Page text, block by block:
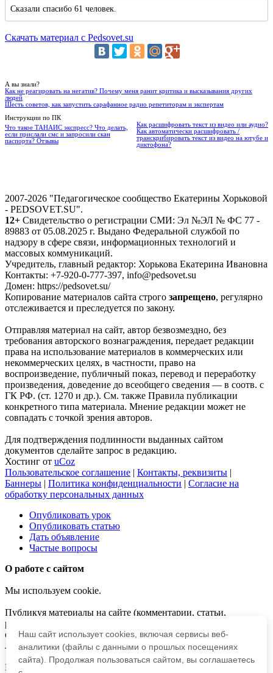
Сказали спасибо 61 человек.
Скачать материал с Pedsovet.su
А вы знали?
Как не реагировать на негатив? Почему меня ранит критика и высказывания других
людей
Шесть советов, как запустить сарафанное радио репетиторам и экспертам
Инструкции по ПК
Что такое ТАНАИС экспресс? Что делать,
если прислали смс и запросили скан
паспорта? Отзывы
Как расшифровать текст из видео или аудио?
Как автоматически расшифровать /
транскрибировать текст из видео на ютубе и
диктофона?
2007-2026 "Педагогическое сообщество Екатерины Хорьковой
- PEDSOVET.SU".
12+ Свидетельство о регистрации СМИ: Эл №ЭЛ № ФС 77 -
89883 от 05.08.2025 г. Выдано Федеральной службой по
надзору в сфере связи, информационных технологий и
массовых коммуникаций.
Учредитель, главный редактор: Хорькова Екатерина Ивановна
Контакты: +7-920-0-777-397, info@pedsovet.su
Домен: https://pedsovet.su/
Копирование материалов сайта строго запрещено, регулярно
отслеживается и преследуется по закону.
Отправляя материал на сайт, автор безвозмездно, без
требования авторского вознаграждения, передает редакции
права на использование материалов в коммерческих или
некоммерческих целях, в частности, право на
воспроизведение, публичный показ, перевод и переработку
произведения, доведение до всеобщего сведения — в соотв. с
ГК РФ. (ст. 1270 и др.). См. также Правила публикации
конкретного типа материала. Мнение редакции может не
совпадать с точкой зрения авторов.
Для подтверждения подлинности выданных сайтом
документов сделайте запрос в редакцию.
Хостинг от uCoz
Пользовательское соглашение | Контакты, реквизиты |
Баннеры | Политика конфиденциальности | Согласие на
обработку персональных данных
Опубликовать урок
Опубликовать статью
Дать объявление
Частые вопросы
О работе с сайтом
Мы используем cookie.
Публикуя материалы на сайте (комментарии, статьи,
разработки и др.), пользователи берут на себя всю
ответственность за содержание материалов и разрешение
любых спорных вопросов с третьми лицами.
При этом редакция сайта готова оказывать всяческую
Наш сайт использует cookies, включая сервисы веб-
аналитики (файлы с данными о прошлых посещениях
сайта). Продолжая пользоваться сайтом, вы соглашаетесь